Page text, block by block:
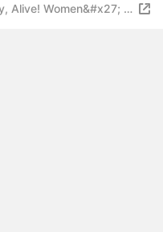
Alive! Women&#x27; s